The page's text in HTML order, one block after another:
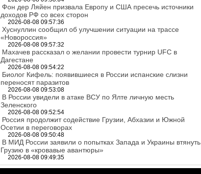
Фон дер Ляйен призвала Европу и США пресечь источники
доходов РФ со всех сторон
2026-08-08 09:57:36
Хуснуллин сообщил об улучшении ситуации на трассе
«Новороссия»
2026-08-08 09:57:32
Махачев рассказал о желании провести турнир UFC в
Дагестане
2026-08-08 09:54:22
Биолог Кифель: появившиеся в России испанские слизни
переносят паразитов
2026-08-08 09:53:08
В России увидели в атаке ВСУ по Ялте личную месть
Зеленского
2026-08-08 09:52:54
Россия продолжит содействие Грузии, Абхазии и Южной
Осетии в переговорах
2026-08-08 09:50:48
В МИД России заявили о попытках Запада и Украины втянуть
Грузию в «кровавые авантюры»
2026-08-08 09:49:35